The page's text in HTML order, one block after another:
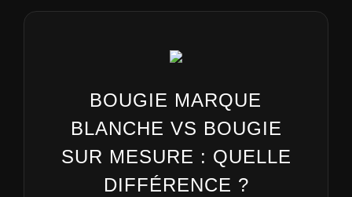
BOUGIE MARQUE
BLANCHE VS BOUGIE
SUR MESURE : QUELLE
DIFFÉRENCE ?